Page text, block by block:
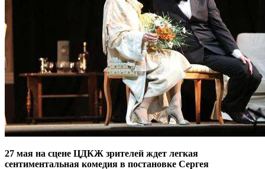
27 мая на сцене ЦДКЖ зрителей ждет легкая
сентиментальная комедия в постановке Сергея